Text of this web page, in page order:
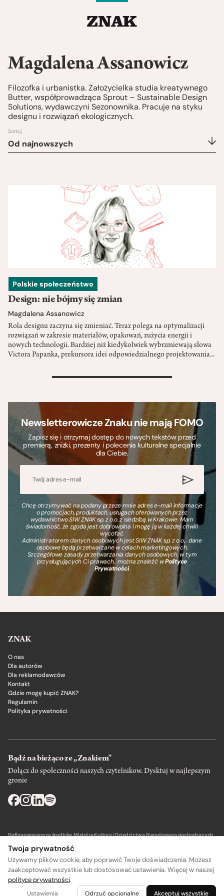
Magdalena Assanowicz
Filozofka i urbanistka. Założycielka studia kreatywnego
Butter, współprowadząca Sprout – Sustainable Design
Solutions, wydawczyni Sezonownika. Pracuje na styku
designu i rozwiązań ekologicznych.
Sortuj
Od najnowszych
Polskie społeczeństwo
Design: nie bójmy się zmian
Magdalena Assanowicz
Rola designu zaczyna się zmieniać. Teraz polega na optymalizacji
rozwiązań w zakresie materiałów, opakowań, zużycia energii i
nowych technologii. Bardziej niż kiedykolwiek wybrzmiewają słowa
Victora Papanka, prekursora idei odpowiedzialnego projektowania...
>
Newsletterowicze Znaku nie mają FOMO
Zapisz się i otrzymaj dostęp do nowych tekstów przed
premierą, zniżki, prezenty i polecenia kulturalne specjalnie
dla Ciebie.
Chcę otrzymywać na podany przeze mnie adres e-mail informacje
o promocjach, produktach, usługach oferowanych przez
wydawnictwo SIW ZNAK sp. z o.o. z siedzibą w Krakowie. Mam
świadomość, że zgoda jest dobrowolna i mogę ją w każdej chwili
wycofać.
Administratorem danych osobowych jest SIW ZNAK sp. z o.o., dane
osobowe będą przetwarzane w celach marketingowych.
Szczegółowe zasady przetwarzania danych osobowych, w tym
przysługujących Ci prawach, można znaleźć wPolityce
Prywatności.
ZNAK
O nas
Dla autorów
Dla reklamodawców
Kontakt
Gdzie mogę kupić ZNAK?
Regulamin
Polityka prywatności
Bądź na bieżąco ze „Znakiem”
Dołącz do społeczności naszych czytelnikow. Dysktuj w najlepszym
gronie
Dofinansowano ze środków Ministra Kultury i Dziedzictwa Narodowego pochodzących
Wydawca: SIW Znak w Krakowie
Twoja prywatność
Używamy plików cookie, aby poprawić Twoje doświadczenia. Możesz
zaakceptować wszystkie lub dostosować ustawienia. Więcej w naszej
polityce prywatności.
Ustawienia Odrzuć opcjonalne Akceptuj wszystkie